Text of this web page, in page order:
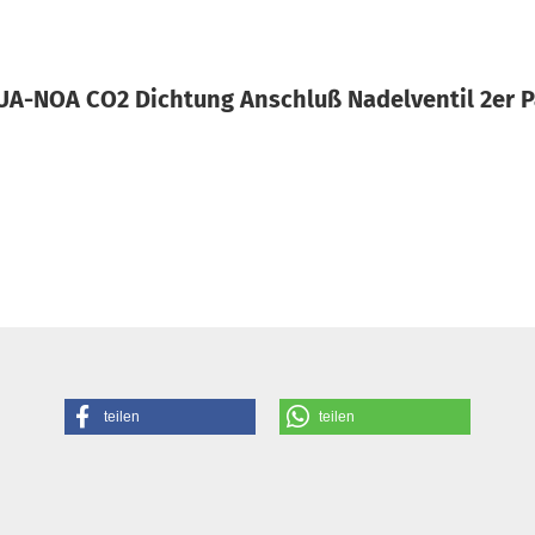
NOA CO2 Dichtung Anschluß Nadelventil 2er
teilen teilen